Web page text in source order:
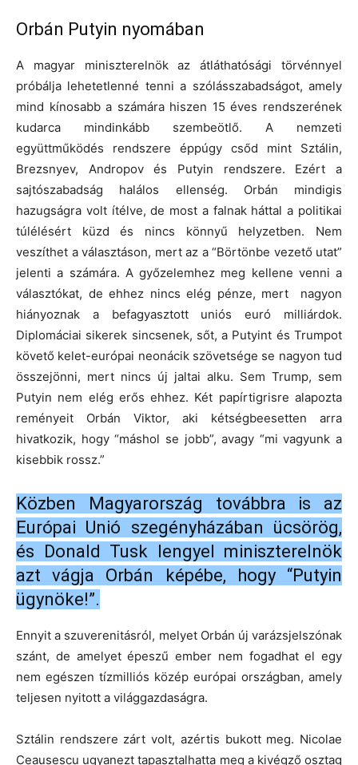
Orbán Putyin nyomában
A magyar miniszterelnök az átláthatósági törvénnyel
próbálja lehetetlenné tenni a szólásszabadságot, amely
mind kínosabb a számára hiszen 15 éves rendszerének
kudarca mindinkább szembeötlő. A nemzeti
együttműködés rendszere éppúgy csőd mint Sztálin,
Brezsnyev, Andropov és Putyin rendszere. Ezért a
sajtószabadság halálos ellenség. Orbán mindigis
hazugságra volt ítélve, de most a falnak háttal a politikai
túlélésért küzd és nincs könnyű helyzetben. Nem
veszíthet a választáson, mert az a “Börtönbe vezető utat”
jelenti a számára. A győzelemhez meg kellene venni a
választókat, de ehhez nincs elég pénze, mert nagyon
hiányoznak a befagyasztott uniós euró milliárdok.
Diplomáciai sikerek sincsenek, sőt, a Putyint és Trumpot
követő kelet-európai neonácik szövetsége se nagyon tud
összejönni, mert nincs új jaltai alku. Sem Trump, sem
Putyin nem elég erős ehhez. Két papírtigrisre alapozta
reményeit Orbán Viktor, aki kétségbeesetten arra
hivatkozik, hogy “máshol se jobb”, avagy “mi vagyunk a
kisebbik rossz.”
Közben Magyarország továbbra is az
Európai Unió szegényházában ücsörög,
és Donald Tusk lengyel miniszterelnök
azt vágja Orbán képébe, hogy “Putyin
ügynöke!”.
Ennyit a szuverenitásról, melyet Orbán új varázsjelszónak
szánt, de amelyet épeszű ember nem fogadhat el egy
nem egészen tízmilliós közép európai országban, amely
teljesen nyitott a világgazdaságra.
Sztálin rendszere zárt volt, azértis bukott meg. Nicolae
Ceausescu ugyanezt tapasztalhatta meg a kivégző osztag